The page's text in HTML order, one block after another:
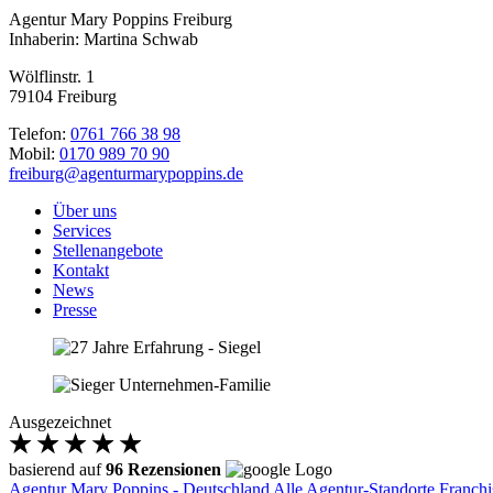
Agentur Mary Poppins Freiburg
Inhaberin: Martina Schwab
Wölflinstr. 1
79104 Freiburg
Telefon: 0761 766 38 98
Mobil: 0170 989 70 90
freiburg@agenturmarypoppins.de
Über uns
Services
Stellenangebote
Kontakt
News
Presse
Ausgezeichnet
basierend auf96 Rezensionen
Agentur Mary Poppins - Deutschland Alle Agentur-Standorte